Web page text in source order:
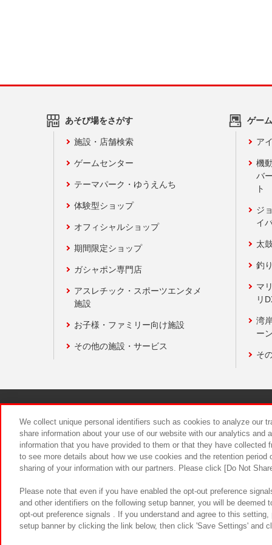
あそび場をさがす
施設・店舗検索
ゲームセンター
テーマパーク・ゆうえんち
体験型ショップ
オフィシャルショップ
期間限定ショップ
ガシャポン専門店
アスレチック・スポーツエンタメ
施設
お子様・ファミリー向け施設
その他の施設・サービス
ゲー
ア
機
バ
ト
ジ
イ
太
釣
マ
リ
湾
ー
そ
食品のご
We collect unique personal identifiers such as cookies to analyze our
share information about your use of our website with our analytics and
information that you have provided to them or that they have
to see more details about how we use cookies and the retention
sharing of your information with our partners. Please click [Do Not
Please note that even if you have enabled the opt-out preference
and other identifiers on the following setup banner, you will be
opt-out preference signals . If you understand and agree to this
setup banner by clicking the link below, then click 'Save Settings' and